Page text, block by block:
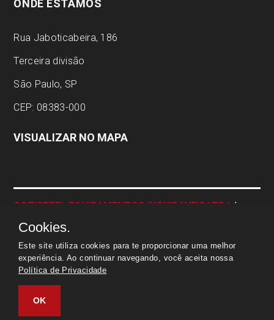
ONDE ESTAMOS
Rua Jaboticabeira, 186
Terceira divisão
São Paulo, SP
CEP: 08383-000
VISUALIZAR NO MAPA
COZISTEEL EQUIPAMENTOS INOXIDAVEIS LTDA |
CNPJ:
04.337.443/0001-23 | © Todos os direitos
reservados
Cookies.
Este site utiliza cookies para te proporcionar uma melhor
experiência. Ao continuar navegando, você aceita nossa
Política de Privacidade
OK